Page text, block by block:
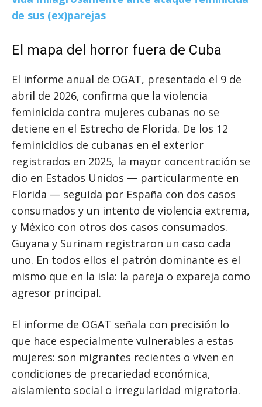
de sus (ex)parejas
El mapa del horror fuera de Cuba
El informe anual de OGAT, presentado el 9 de
abril de 2026, confirma que la violencia
feminicida contra mujeres cubanas no se
detiene en el Estrecho de Florida. De los 12
feminicidios de cubanas en el exterior
registrados en 2025, la mayor concentración se
dio en Estados Unidos — particularmente en
Florida — seguida por España con dos casos
consumados y un intento de violencia extrema,
y México con otros dos casos consumados.
Guyana y Surinam registraron un caso cada
uno. En todos ellos el patrón dominante es el
mismo que en la isla: la pareja o expareja como
agresor principal.
El informe de OGAT señala con precisión lo
que hace especialmente vulnerables a estas
mujeres: son migrantes recientes o viven en
condiciones de precariedad económica,
aislamiento social o irregularidad migratoria.